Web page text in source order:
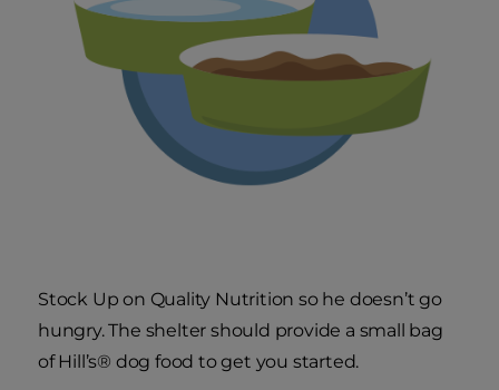
Stock Up on Quality Nutrition so he doesn’t go
hungry. The shelter should provide a small bag
of Hill’s® dog food to get you started.